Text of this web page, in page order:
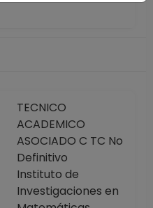
TECNICO
ACADEMICO
ASOCIADO C TC No
Definitivo
Instituto de
Investigaciones en